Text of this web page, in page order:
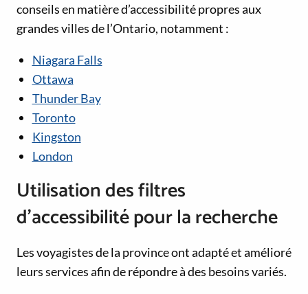
conseils en matière d’accessibilité propres aux
grandes villes de l’Ontario, notamment :
Niagara Falls
Ottawa
Thunder Bay
Toronto
Kingston
London
Utilisation des filtres
d’accessibilité pour la recherche
Les voyagistes de la province ont adapté et amélioré
leurs services afin de répondre à des besoins variés.